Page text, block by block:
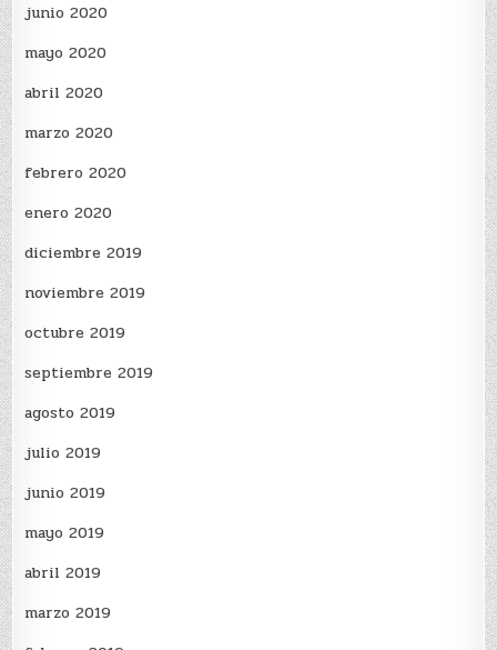
junio 2020
mayo 2020
abril 2020
marzo 2020
febrero 2020
enero 2020
diciembre 2019
noviembre 2019
octubre 2019
septiembre 2019
agosto 2019
julio 2019
junio 2019
mayo 2019
abril 2019
marzo 2019